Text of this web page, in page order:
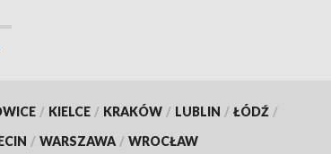
/ KIELCE / KRAKÓW / LUBLIN / ŁÓDŹ /
/ WARSZAWA / WROCŁAW